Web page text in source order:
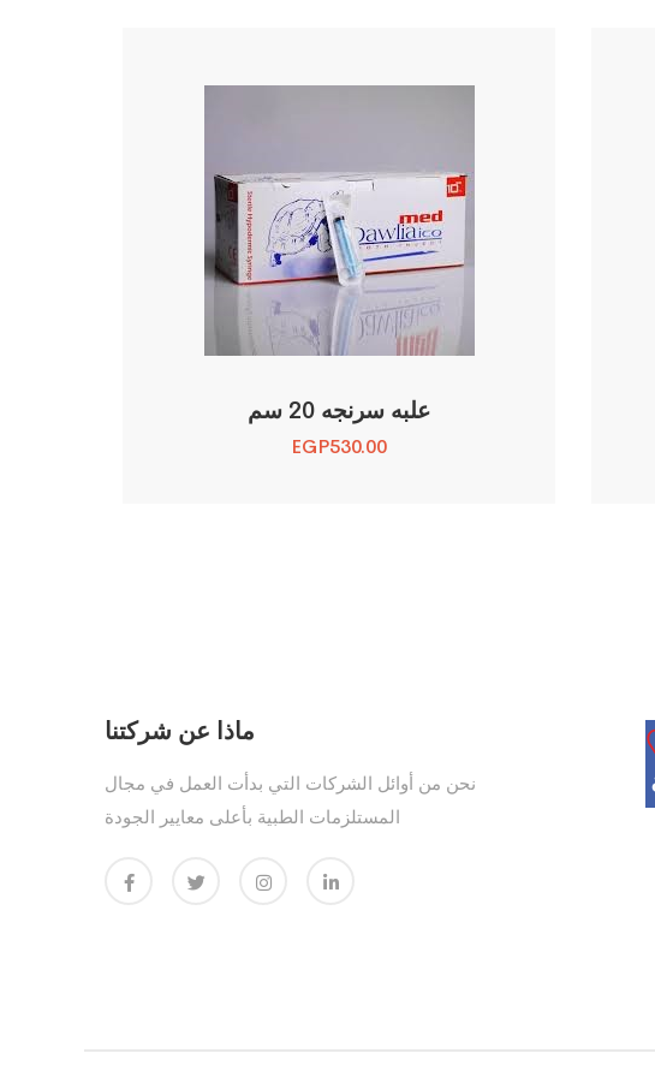
علبه سرنجه 20 سم
EGP530.00
ماذا عن شركتنا
نحن من أوائل الشركات التي بدأت العمل في مجال
المستلزمات الطبية بأعلى معايير الجودة